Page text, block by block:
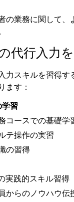
の業務に関して、
代行入力
力スキルを習得す
ます：
習
コースでの基礎学
テ操作の実習
の習得
実践的スキル習得
からのノウハウ伝